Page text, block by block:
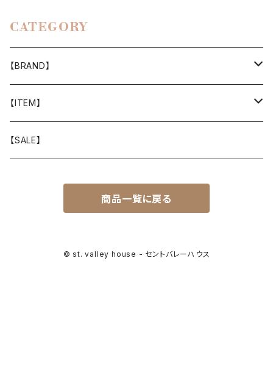
CATEGORY
【BRAND】
山と道
T-SHIRT
迷迭香
Akihiro Wood Works
【ITEM】
WEAR
【SALE】
商品一覧に戻る
© st. valley house - セントバレーハウス